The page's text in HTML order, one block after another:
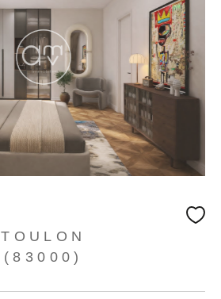
TOULON
(83000)